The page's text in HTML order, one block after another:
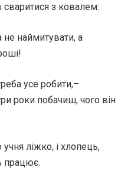
сваритися з ковалем:
наймитувати, а
усе робити,–
роки побачиш, чого він
ліжко, і хлопець,
працює.